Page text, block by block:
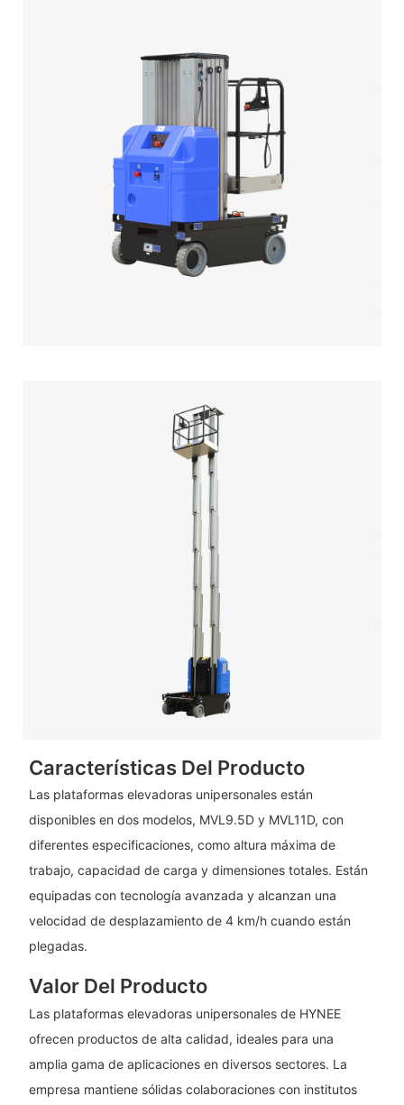
Características Del Producto
Las plataformas elevadoras unipersonales están
disponibles en dos modelos, MVL9.5D y MVL11D, con
diferentes especificaciones, como altura máxima de
trabajo, capacidad de carga y dimensiones totales. Están
equipadas con tecnología avanzada y alcanzan una
velocidad de desplazamiento de 4 km/h cuando están
plegadas.
Valor Del Producto
Las plataformas elevadoras unipersonales de HYNEE
ofrecen productos de alta calidad, ideales para una
amplia gama de aplicaciones en diversos sectores. La
empresa mantiene sólidas colaboraciones con institutos